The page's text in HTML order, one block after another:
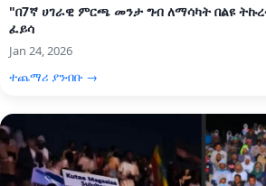
"በ7ኛ ሀገራዊ ምርጫ መንታ ግብ ለማሳካት በልዩ
ፈይሳ
Jan 24, 2026
ተጨማሪ ያንብቡ →